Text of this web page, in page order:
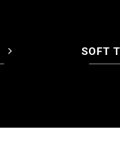
SOFT